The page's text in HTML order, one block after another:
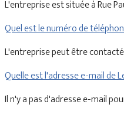
L'entreprise est située à Rue
Quel est le numéro de
L'entreprise peut être
Quelle est l'adresse e-mail de
Il n'y a pas d'adresse e-mail